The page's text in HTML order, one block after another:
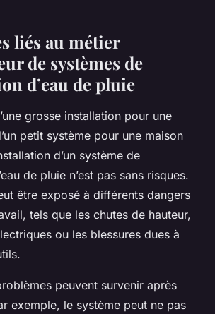
liés au métier
de systèmes de
d’eau de pluie
grosse installation pour une
petit système pour une maison
d’un système de
de pluie n’est pas sans risques.
être exposé à différents dangers
tels que les chutes de hauteur,
ou les blessures dues à
peuvent survenir après
exemple, le système peut ne pas